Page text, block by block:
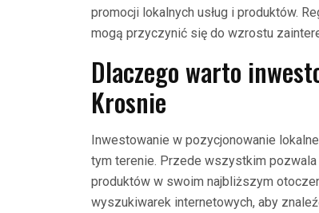
promocji lokalnych usług i produktów.
mogą przyczynić się do wzrostu
Dlaczego warto
Krosnie
Inwestowanie w pozycjonowanie
tym terenie. Przede wszystkim
produktów w swoim najbliższym
wyszukiwarek internetowych, aby